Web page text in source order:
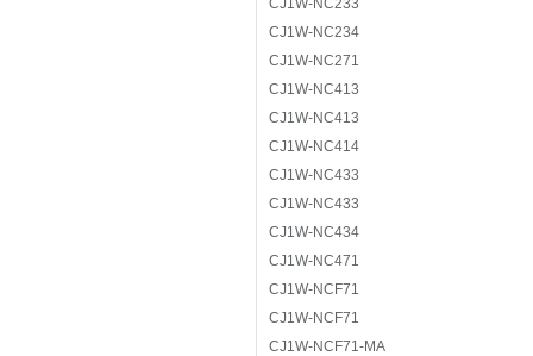
CJ1W-NC233
CJ1W-NC234
CJ1W-NC271
CJ1W-NC413
CJ1W-NC413
CJ1W-NC414
CJ1W-NC433
CJ1W-NC433
CJ1W-NC434
CJ1W-NC471
CJ1W-NCF71
CJ1W-NCF71
CJ1W-NCF71-MA